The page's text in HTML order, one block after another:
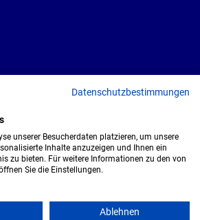
Alle Rechte vorbehalten.
Datenschutzbestimmungen
unserer Besucherdaten platzieren, um unsere
Inhalte anzuzeigen und Ihnen ein
zu bieten. Für weitere Informationen zu den von
Sie die Einstellungen.
Ablehnen